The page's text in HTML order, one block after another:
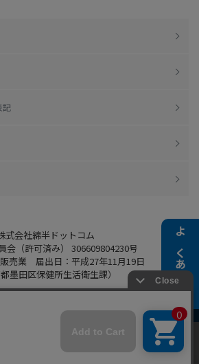
よくある質問
記
式会社綿半ドットコム
会（許可済み） 306609804230号
売業 届出日：平成27年11月19日
都墨田区保健所生活衛生課）
Watahan.com Co., Ltd.
Watahan Partners Co., Ltd.
客様により良いサービス
キーを利用しています。
とにより、クッキーの使
同意する